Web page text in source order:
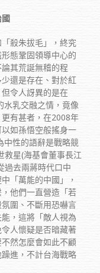
殺朱拔毛」，終究
態鞏固領導中心的
其荒誕無稽的程
還是存在、對於紅
令人訝異的是在
水乳交融之情，竟像
有甚者，在2008年
如孫悟空般搖身一
中性的語辭是戰略競
救星(海基會董事長江
過去兩蔣時代口中
「萬能的中國」，
他們一直營造「若
圍、不斷用恐嚇言
，這將「敵人視為
人懷疑是否暗藏著
然怎麼會如此不顧
進，不計台海戰略